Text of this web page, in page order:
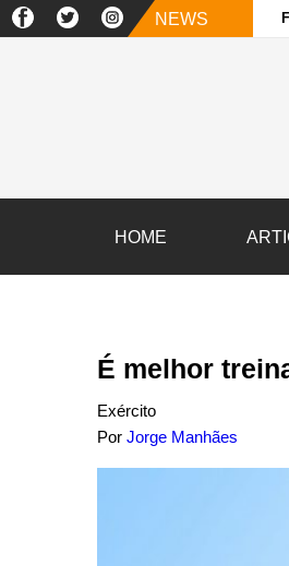
NEWS
HOME
É melhor
Exército
Por Jorge Manhães